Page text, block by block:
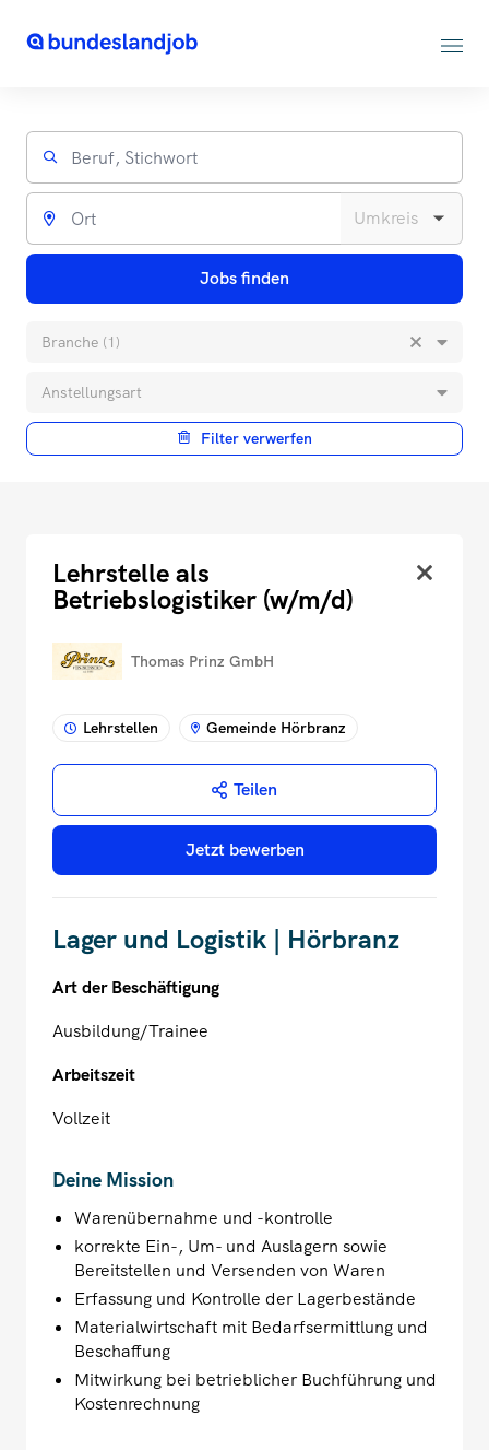
Jobs finden
Branche (1)
Anstellungsart
Filter verwerfen
Lehrstelle als
Betriebslogistiker (w/m/d)
Thomas Prinz GmbH
Lehrstellen Gemeinde Hörbranz
Teilen
Jetzt bewerben
Lager und Logistik | Hörbranz
Art der Beschäftigung
Ausbildung/Trainee
Arbeitszeit
Vollzeit
Deine Mission
Warenübernahme und -kontrolle
korrekte Ein-, Um- und Auslagern sowie
Bereitstellen und Versenden von Waren
Erfassung und Kontrolle der Lagerbestände
Materialwirtschaft mit Bedarfsermittlung und
Beschaffung
Mitwirkung bei betrieblicher Buchführung und
Kostenrechnung